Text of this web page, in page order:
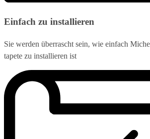
Einfach zu installieren
Sie werden überrascht sein, wie einfach
tapete zu installieren ist